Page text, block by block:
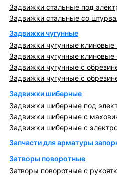
Задвижки стальные под
Задвижки стальные со
Задвижки чугунные
Задвижки чугунные клиновые
Задвижки чугунные
Задвижки чугунные с
Задвижки чугунные с
Задвижки шиберные
Задвижки шиберные под
Задвижки шиберные с
Задвижки шиберные с
Запчасти для арматуры
Затворы поворотные
Затворы поворотные с